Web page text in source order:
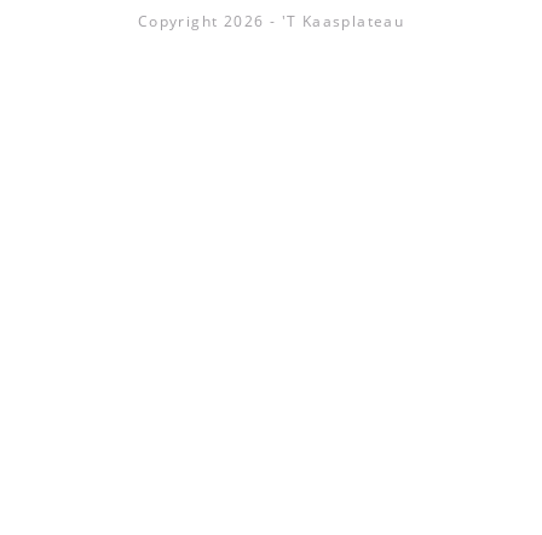
Copyright 2026 - 'T Kaasplateau